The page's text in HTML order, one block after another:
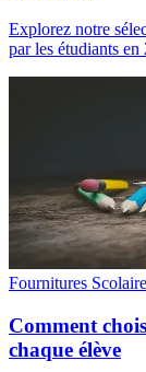
Explorez notre
par les étudiants
Fournitures
Comment
chaque élève